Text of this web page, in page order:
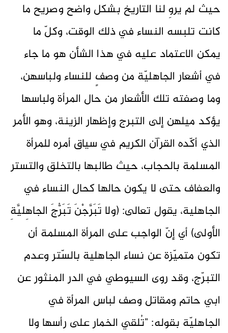
حيث لم يروِ لنا التاريخ بشكل واضح وصريح ما
كانت تلبسه النساء في ذلك الوقت، وكلّ ما
يمكن الاعتماد عليه في هذا الشأن هو ما جاء
في أشعار الجاهليّة من وصفٍ للنساء ولباسهن،
وما وصفته تلك الأشعار من حال المرأة ولباسها
يؤكد ميلهن إلى التبرج وإظهار الزينة، وهو الأمر
الذي أكّده القرآن الكريم في سياق أمره للمرأة
المسلمة بالحجاب، حيث طالبها بالتخلق والتستر
والعفاف حتى لا يكون حالها كحال النساء في
الجاهلية، يقول تعالى: (ولا تَبَرَّجْنَ تَبَرُّجَ الجاهِليَّةِ
الأولى) أي إنّ الواجب على المرأة المسلمة أن
تكون متميّزة عن نساء الجاهلية بالسّتر وعدم
التبرّج، وقد روى السيوطي في الدر المنثور عن
ابي حاتم ومقاتل وصف لباس المرأة في
الجاهليّة بقوله: "تُلقي الخمار على رأسها ولا